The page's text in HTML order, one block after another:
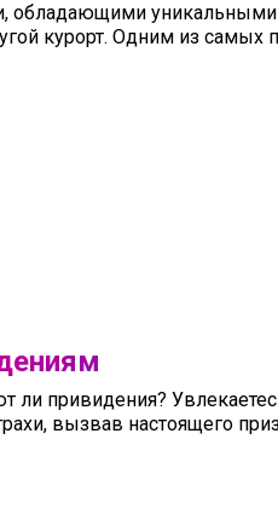
обладающими
курорт. Одним из самых
ли привидения?
вызвав настоящего